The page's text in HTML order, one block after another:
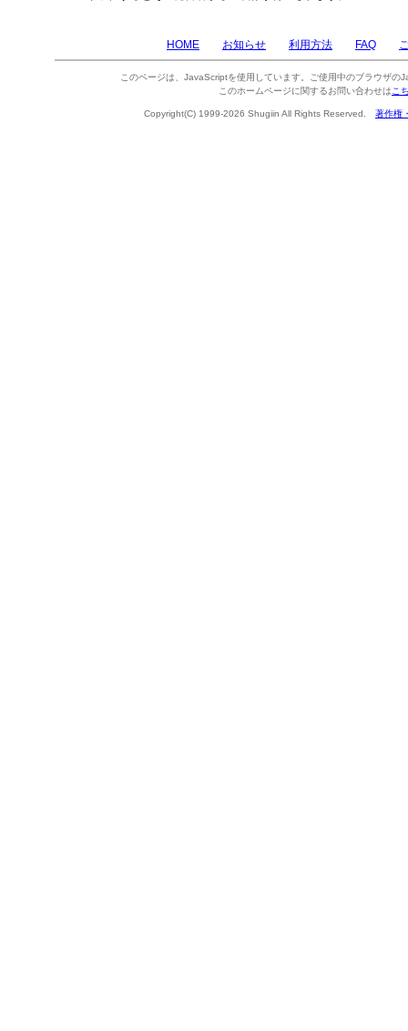
HOME お知らせ 利用方法 FAQ
このページは、JavaScriptを使用しています。ご使用中のブラウザの
このホームページに関するお問い合わせは こ
Copyright(C) 1999-2026 Shugiin All Rights Reserved. 著作権